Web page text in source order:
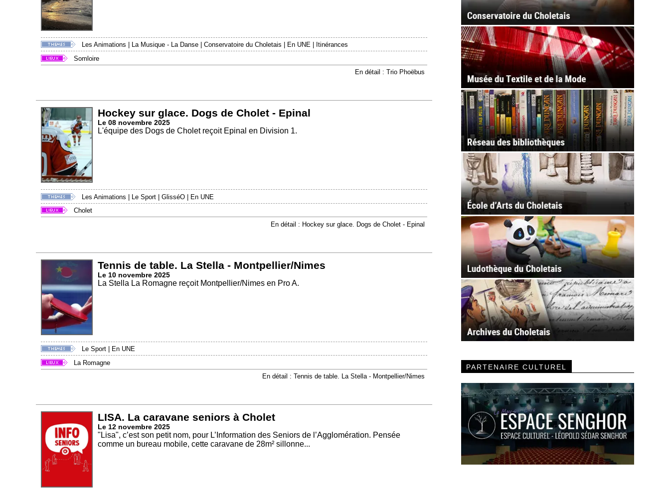
Les Animations La Musique - La Danse Conservatoire du Choletais En UNE
Itinérances
Somloire
En détail : Trio Phoëbus
Hockey sur glace. Dogs de Cholet - Epinal
Le 08 novembre 2025
L'équipe des Dogs de Cholet reçoit Epinal en Division 1.
Les Animations Le Sport GlisséO
En UNE
Cholet
En détail : Hockey sur glace. Dogs de Cholet - Epinal
Tennis de table. La Stella - Montpellier/Nimes
Le 10 novembre 2025
La Stella La Romagne reçoit Montpellier/Nimes en Pro A.
Le Sport
En UNE
La Romagne
En détail : Tennis de table. La Stella - Montpellier/Nimes
LISA. La caravane seniors à Cholet
Le 12 novembre 2025
"Lisa", c’est son petit nom, pour L’Information des Seniors de l’Agglomération. Pensée
comme un bureau mobile, cette caravane de 28m² sillonne...
PARTENAIRE CULTUREL